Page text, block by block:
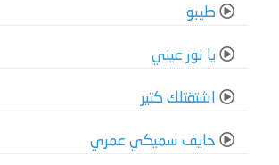
طيبو
يا نور عيني
اشتقتلك كتير
خايف سميكي عمري